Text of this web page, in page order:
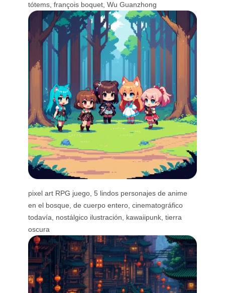
tótems, françois boquet, Wu Guanzhong
pixel art RPG juego, 5 lindos personajes de anime
en el bosque, de cuerpo entero, cinematográfico
todavía, nostálgico ilustración, kawaiipunk, tierra
oscura